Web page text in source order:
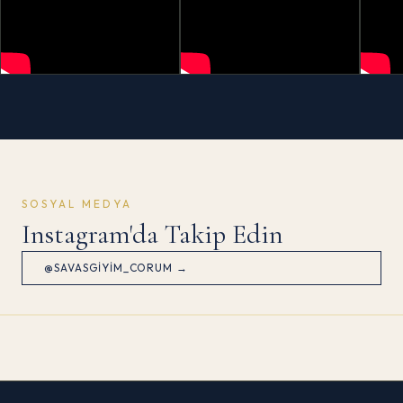
SOSYAL MEDYA
Instagram'da Takip Edin
@SAVASGIYIM_CORUM →